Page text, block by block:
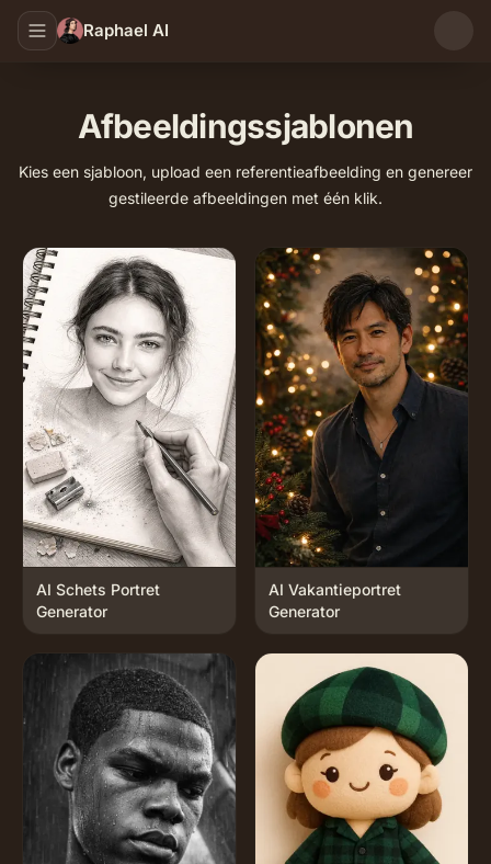
Raphael AI
Afbeeldingssjablonen
Kies een sjabloon, upload een referentieafbeelding en genereer
gestileerde afbeeldingen met één klik.
AI Schets Portret
Generator
AI Vakantieportret
Generator